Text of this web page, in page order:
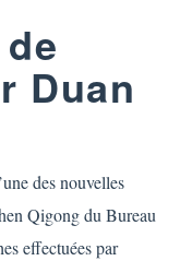
Duan
des nouvelles
Qigong du Bureau
effectuées par